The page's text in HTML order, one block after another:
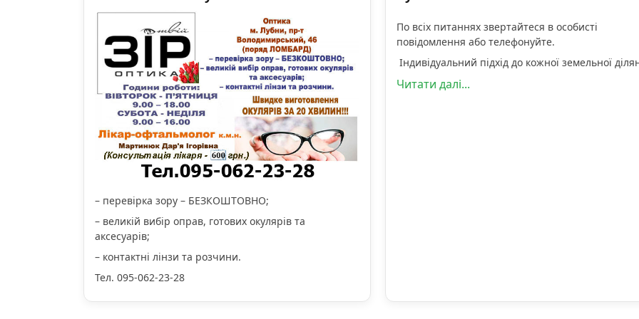
– перевірка зору – БЕЗКОШТОВНО;
– великій вибір оправ, готових окулярів та
аксесуарів;
– контактні лінзи та розчини.
Тел. 095-062-23-28
По всіх питаннях звертайтеся в особисті
повідомлення або телефонуйте.
Індивідуальний підхід до кожної земельної
Читати далі...